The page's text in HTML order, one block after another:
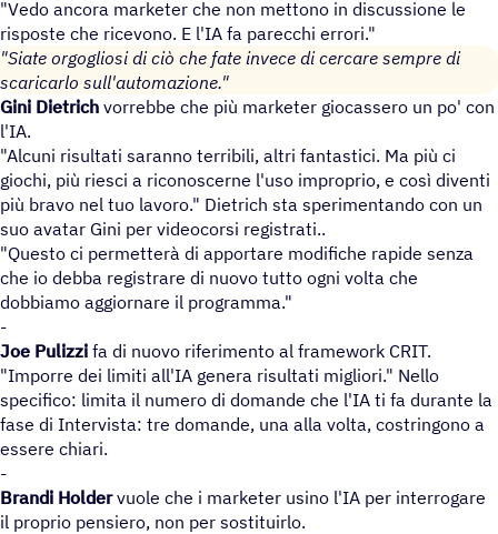
"Vedo ancora marketer che non mettono in discussione le
risposte che ricevono. E l'IA fa parecchi errori."
"Siate orgogliosi di ciò che fate invece di cercare sempre di
scaricarlo sull'automazione."
Gini Dietrich vorrebbe che più marketer giocassero un po' con
l'IA.
"Alcuni risultati saranno terribili, altri fantastici. Ma più ci
giochi, più riesci a riconoscerne l'uso improprio, e così diventi
più bravo nel tuo lavoro." Dietrich sta sperimentando con un
suo avatar Gini per videocorsi registrati..
"Questo ci permetterà di apportare modifiche rapide senza
che io debba registrare di nuovo tutto ogni volta che
dobbiamo aggiornare il programma."
-
Joe Pulizzi fa di nuovo riferimento al framework CRIT.
"Imporre dei limiti all'IA genera risultati migliori." Nello
specifico: limita il numero di domande che l'IA ti fa durante la
fase di Intervista: tre domande, una alla volta, costringono a
essere chiari.
-
Brandi Holdervuole che i marketer usino l'IA per interrogare
il proprio pensiero, non per sostituirlo.